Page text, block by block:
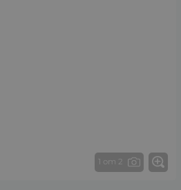
1 от 2